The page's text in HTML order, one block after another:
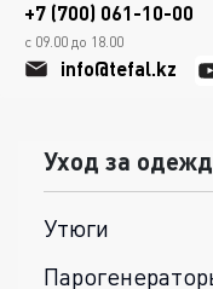
+7 (700) 061-10-00
с 09.00 до 18.00
info@tefal.kz
Уход за
Утюги